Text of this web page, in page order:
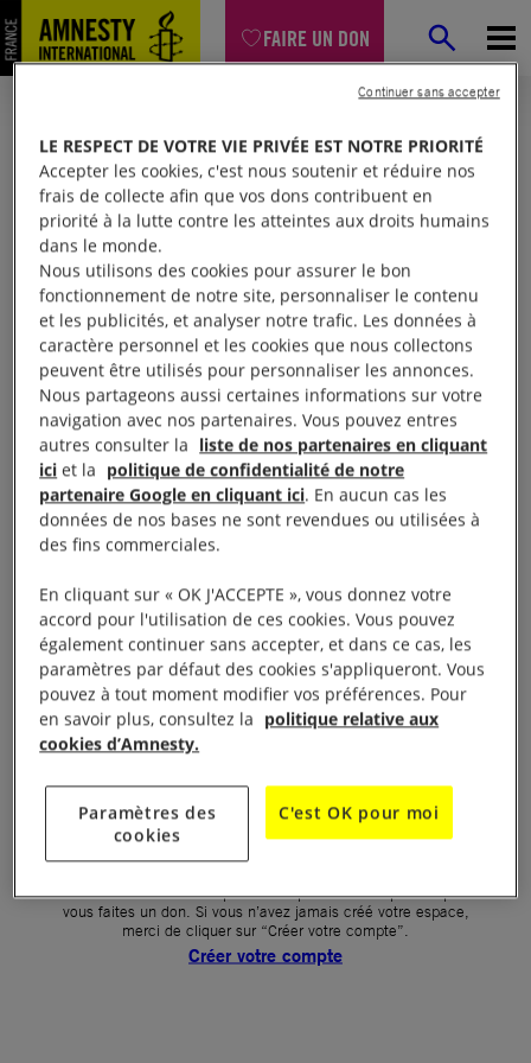
FAIRE UN DON
Mon espace
Connexion
Votre adresse email (obligatoire)
Mot de passe oublié ?
Un problème de connexion ?
Première connexion ?
La création de votre espace n’est pas automatique lorsque
vous faites un don. Si vous n’avez jamais créé votre espace,
merci de cliquer sur “Créer votre compte”.
Créer votre compte
LE RESPECT DE VOTRE VIE PRIVÉE EST NOTRE PRIORITÉ
Accepter les cookies, c'est nous soutenir et réduire nos
frais de collecte afin que vos dons contribuent en
priorité à la lutte contre les atteintes aux droits humains
dans le monde.
Nous utilisons des cookies pour assurer le bon
fonctionnement de notre site, personnaliser le contenu
et les publicités, et analyser notre trafic. Les données à
caractère personnel et les cookies que nous collectons
peuvent être utilisés pour personnaliser les annonces.
Nous partageons aussi certaines informations sur votre
navigation avec nos partenaires. Vous pouvez entres
autres consulter la liste de nos partenaires en cliquant
ici et la politique de confidentialité de notre
partenaire Google en cliquant ici. En aucun cas les
données de nos bases ne sont revendues ou utilisées à
des fins commerciales.
En cliquant sur « OK J'ACCEPTE », vous donnez votre
accord pour l'utilisation de ces cookies. Vous pouvez
également continuer sans accepter, et dans ce cas, les
paramètres par défaut des cookies s'appliqueront. Vous
pouvez à tout moment modifier vos préférences. Pour
en savoir plus, consultez la politique relative aux
cookies d’Amnesty.
Paramètres des
cookies
C'est OK pour moi
Continuer sans accepter